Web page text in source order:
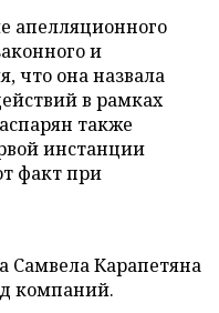
апелляционного
и
что она назвала
в рамках
также
инстанции
факт при
Самвела Карапетяна
компаний.